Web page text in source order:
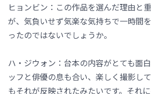
ヒョンビン：この作品を選んだ理由と
が、気負いせず気楽な気持ちで一時間
ったのではないでしょうか。
ハ・ジウォン：台本の内容がとても面
ッフと俳優の息も合い、楽しく撮影し
もそれが反映されたみたいです。それ